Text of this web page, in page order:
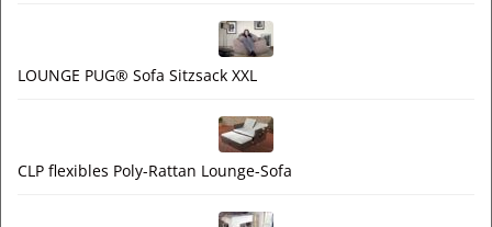
LOUNGE PUG® Sofa Sitzsack XXL
CLP flexibles Poly-Rattan Lounge-Sofa